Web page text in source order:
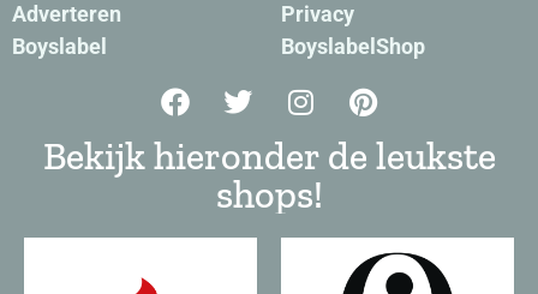
Adverteren
Boyslabel
Privacy
BoyslabelShop
Bekijk hieronder de leukste
shops!